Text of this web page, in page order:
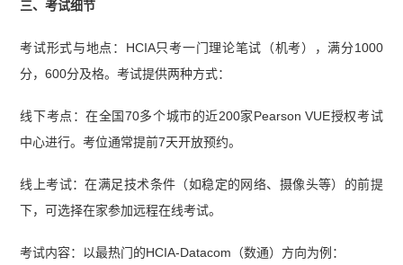
三、考试细节
考试形式与地点：HCIA只考一门理论笔试（机考），满分1000
分，600分及格。考试提供两种方式：
线下考点：在全国70多个城市的近200家Pearson VUE授权考试
中心进行。考位通常提前7天开放预约。
线上考试：在满足技术条件（如稳定的网络、摄像头等）的前提
下，可选择在家参加远程在线考试。
考试内容：以最热门的HCIA-Datacom（数通）方向为例：